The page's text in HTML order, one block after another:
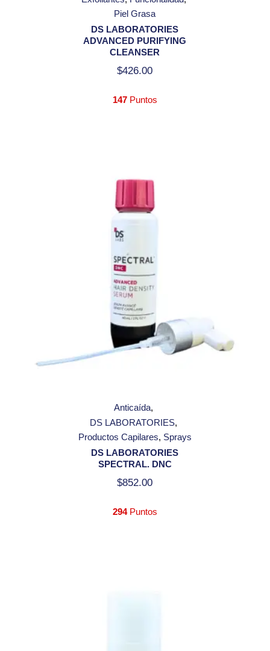
Piel Grasa
DS LABORATORIES
ADVANCED PURIFYING
CLEANSER
$426.00
147Puntos
Anticaída
DS LABORATORIES
Productos Capilares Sprays
DS LABORATORIES
SPECTRAL. DNC
$852.00
294Puntos